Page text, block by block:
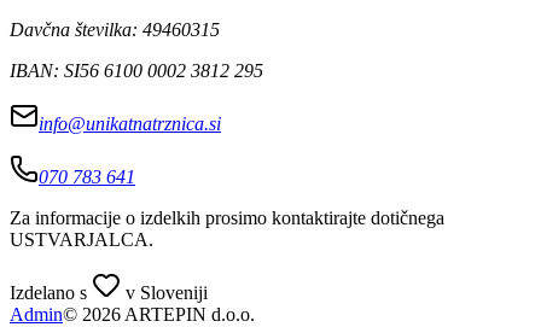
Davčna številka: 49460315
IBAN: SI56 6100 0002 3812 295
info@unikatnatrznica.si
070 783 641
Za informacije o izdelkih prosimo kontaktirajte dotičnega
USTVARJALCA.
Izdelano s
v Sloveniji
Admin© 2026 ARTEPIN d.o.o.